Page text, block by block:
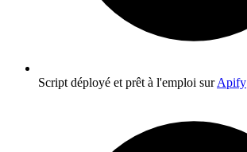
Script déployé et prêt à l'emploi surApify